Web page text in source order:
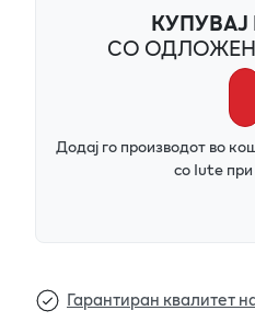
КУПУВАЈ
СО
Додај го производот во
со Iute
Гарантиран квалитет